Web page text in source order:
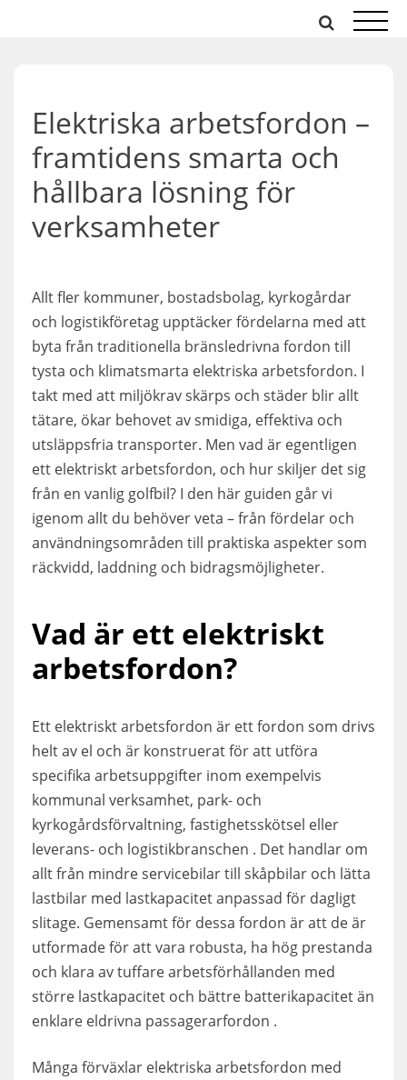
Elektriska arbetsfordon –
framtidens smarta och
hållbara lösning för
verksamheter
Allt fler kommuner, bostadsbolag, kyrkogårdar
och logistikföretag upptäcker fördelarna med att
byta från traditionella bränsledrivna fordon till
tysta och klimatsmarta elektriska arbetsfordon. I
takt med att miljökrav skärps och städer blir allt
tätare, ökar behovet av smidiga, effektiva och
utsläppsfria transporter. Men vad är egentligen
ett elektriskt arbetsfordon, och hur skiljer det sig
från en vanlig golfbil? I den här guiden går vi
igenom allt du behöver veta – från fördelar och
användningsområden till praktiska aspekter som
räckvidd, laddning och bidragsmöjligheter.
Vad är ett elektriskt
arbetsfordon?
Ett elektriskt arbetsfordon är ett fordon som drivs
helt av el och är konstruerat för att utföra
specifika arbetsuppgifter inom exempelvis
kommunal verksamhet, park- och
kyrkogårdsförvaltning, fastighetsskötsel eller
leverans- och logistikbranschen . Det handlar om
allt från mindre servicebilar till skåpbilar och lätta
lastbilar med lastkapacitet anpassad för dagligt
slitage. Gemensamt för dessa fordon är att de är
utformade för att vara robusta, ha hög prestanda
och klara av tuffare arbetsförhållanden med
större lastkapacitet och bättre batterikapacitet än
enklare eldrivna passagerarfordon .
Många förväxlar elektriska arbetsfordon med